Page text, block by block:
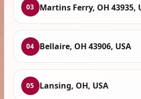
03 Martins Ferry, OH 43935,
04 Bellaire, OH 43906, USA
05 Lansing, OH, USA